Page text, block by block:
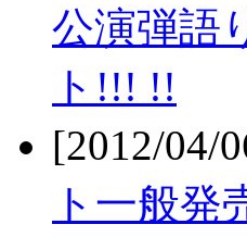
公演弾語
ト!!! !!
[2012/04/
ト一般発